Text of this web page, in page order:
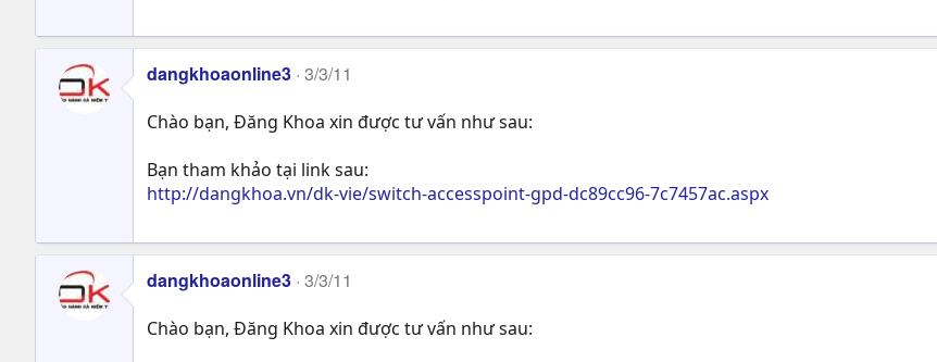
dangkhoaonline3 3/3/11
Chào bạn, Đăng Khoa xin được tư vấn như sau:
Bạn tham khảo tại link sau:
http://dangkhoa.vn/dk-vie/switch-accesspoint-gpd-dc89cc96-7c7457ac.aspx
dangkhoaonline3 3/3/11
Chào bạn, Đăng Khoa xin được tư vấn như sau: